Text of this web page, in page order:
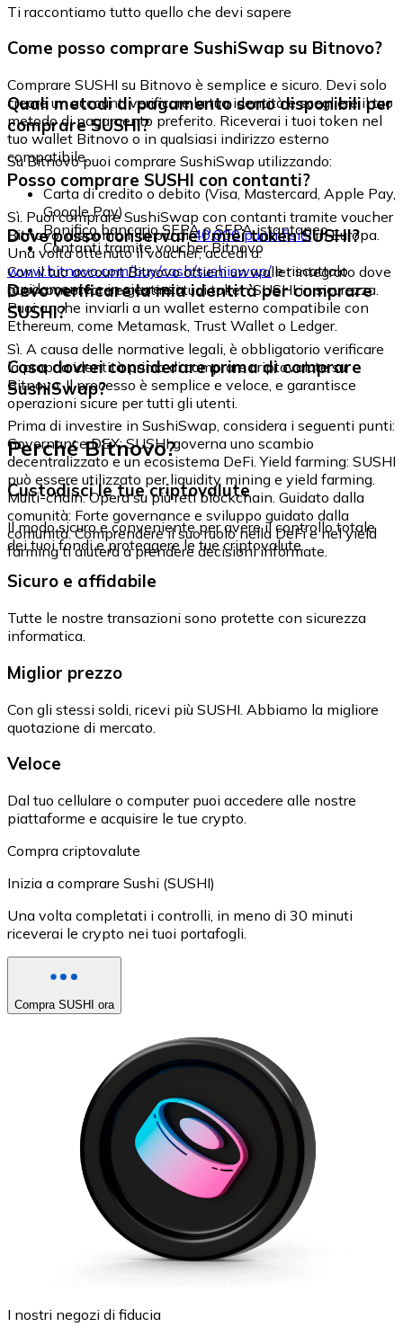
Ti raccontiamo tutto quello che devi sapere
Come posso comprare SushiSwap su Bitnovo?
Comprare SUSHI su Bitnovo è semplice e sicuro. Devi solo
creare un account, verificare la tua identità e scegliere il tuo
metodo di pagamento preferito. Riceverai i tuoi token nel
tuo wallet Bitnovo o in qualsiasi indirizzo esterno
compatibile.
Quali metodi di pagamento sono disponibili per
comprare SUSHI?
Su Bitnovo puoi comprare SushiSwap utilizzando:
Carta di credito o debito (Visa, Mastercard, Apple Pay,
Google Pay)
Bonifico bancario SEPA o SEPA istantaneo
Contanti tramite voucher Bitnovo
Posso comprare SUSHI con contanti?
Sì. Puoi comprare SushiSwap con contanti tramite voucher
Bitnovo, disponibili in più di40.000 punti fisiciin Europa.
Una volta ottenuto il voucher, accedi a:
www.bitnovo.com/buy/cash/sushiswap/e riscattalo
rapidamente e in sicurezza.
Dove posso conservare i miei token SUSHI?
Con il tuo account Bitnovo ottieni un wallet integrato dove
puoi conservare e gestire i tuoi token SUSHI in sicurezza.
Puoi anche inviarli a un wallet esterno compatibile con
Ethereum, come Metamask, Trust Wallet o Ledger.
Devo verificare la mia identità per comprare
SUSHI?
Sì. A causa delle normative legali, è obbligatorio verificare
la propria identità prima di comprare criptovalute su
Bitnovo. Il processo è semplice e veloce, e garantisce
operazioni sicure per tutti gli utenti.
Cosa dovrei considerare prima di comprare
SushiSwap?
Prima di investire in SushiSwap, considera i seguenti punti:
Governance DEX: SUSHI governa uno scambio
decentralizzato e un ecosistema DeFi. Yield farming: SUSHI
può essere utilizzato per liquidity mining e yield farming.
Multi-chain: Opera su più reti blockchain. Guidato dalla
comunità: Forte governance e sviluppo guidato dalla
comunità. Comprendere il suo ruolo nella DeFi e nel yield
farming ti aiuterà a prendere decisioni informate.
Perché Bitnovo?
Custodisci le tue criptovalute
Il modo sicuro e conveniente per avere il controllo totale
dei tuoi fondi e proteggere le tue criptovalute.
Sicuro e affidabile
Tutte le nostre transazioni sono protette con sicurezza
informatica.
Miglior prezzo
Con gli stessi soldi, ricevi più SUSHI. Abbiamo la migliore
quotazione di mercato.
Veloce
Dal tuo cellulare o computer puoi accedere alle nostre
piattaforme e acquisire le tue crypto.
Compra criptovalute
Inizia a comprare Sushi (SUSHI)
Una volta completati i controlli, in meno di 30 minuti
riceverai le crypto nei tuoi portafogli.
Compra SUSHI ora
I nostri negozi di fiducia